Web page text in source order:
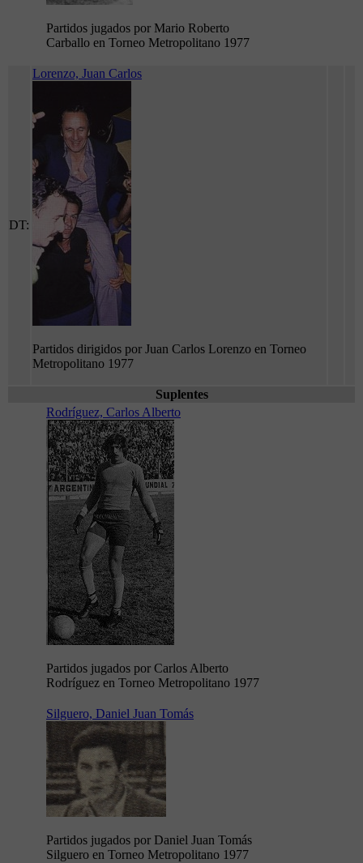
Partidos jugados por Mario Roberto
Carballo en Torneo Metropolitano 1977
DT:
Lorenzo, Juan Carlos
Partidos dirigidos por Juan Carlos Lorenzo en Torneo
Metropolitano 1977
Suplentes
Rodríguez, Carlos Alberto
Partidos jugados por Carlos Alberto
Rodríguez en Torneo Metropolitano 1977
Silguero, Daniel Juan Tomás
Partidos jugados por Daniel Juan Tomás
Silguero en Torneo Metropolitano 1977